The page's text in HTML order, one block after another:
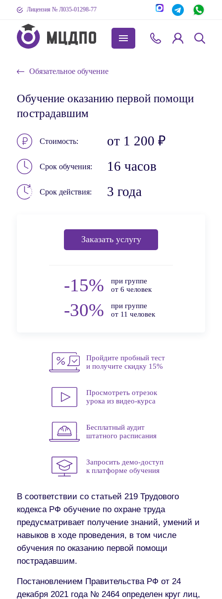
Лицензия № Л035-01298-77
Обязательное обучение
Обучение оказанию первой помощи
пострадавшим
Стоимость от 1 200 ₽
Срок обучения 16 часов
Срок действия 3 года
В соответствии со статьей 219 Трудового
кодекса РФ обучение по охране труда
предусматривает получение знаний, умений и
навыков в ходе проведения, в том числе
обучения по оказанию первой помощи
пострадавшим.
Постановлением Правительства РФ от 24
декабря 2021 года № 2464 определен круг лиц,
Заказать услугу
-15%
при группе
от 6 человек
-30%
при группе
от 11 человек
Пройдите пробный тест
и получите скидку 15%
Просмотреть отрезок
урока из видео-курса
Бесплатный аудит
штатного расписания
Запросить демо-доступ
к платформе обучения